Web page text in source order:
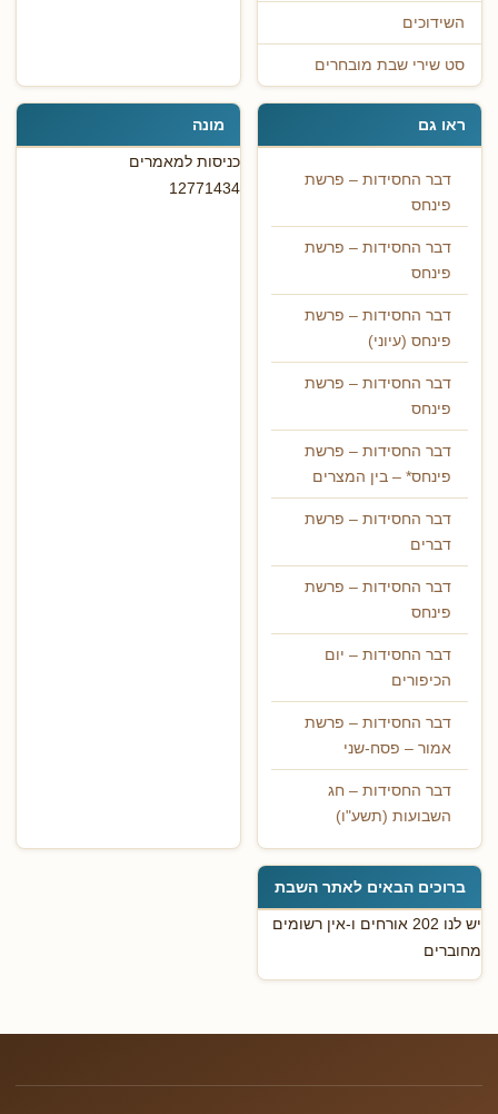
השידוכים
סט שירי שבת מובחרים
ראו גם
דבר החסידות – פרשת
פינחס
דבר החסידות – פרשת
פינחס
דבר החסידות – פרשת
פינחס (עיוני)
דבר החסידות – פרשת
פינחס
דבר החסידות – פרשת
פינחס* – בין המצרים
דבר החסידות – פרשת
דברים
דבר החסידות – פרשת
פינחס
דבר החסידות – יום
הכיפורים
דבר החסידות – פרשת
אמור – פסח-שני
דבר החסידות – חג
השבועות (תשע"ו)
מונה
כניסות למאמרים
12771434
ברוכים הבאים לאתר השבת
יש לנו 202 אורחים ו-אין רשומים
מחוברים